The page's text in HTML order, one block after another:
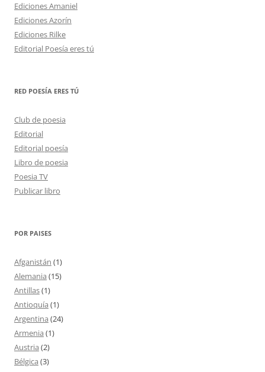
Ediciones Amaniel
Ediciones Azorín
Ediciones Rilke
Editorial Poesía eres tú
RED POESÍA ERES TÚ
Club de poesia
Editorial
Editorial poesía
Libro de poesia
Poesia TV
Publicar libro
POR PAISES
Afganistán (1)
Alemania (15)
Antillas(1)
Antioquía (1)
Argentina (24)
Armenia (1)
Austria (2)
Bélgica (3)